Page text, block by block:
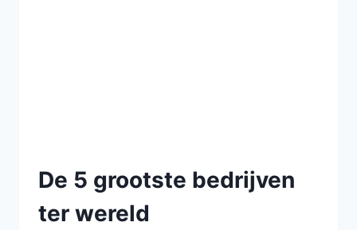
De 5 grootste bedrijven
ter wereld